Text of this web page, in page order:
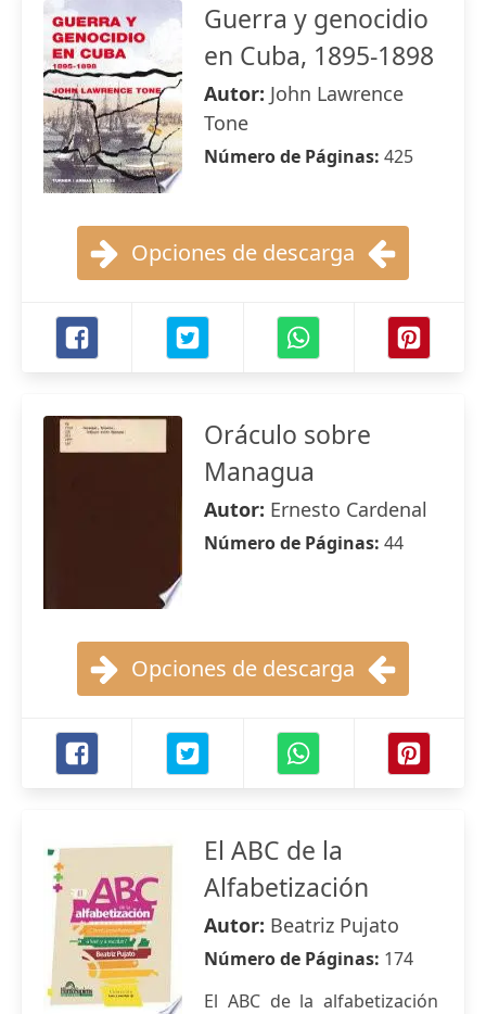
Guerra y genocidio
en Cuba, 1895-1898
Autor: John Lawrence
Tone
Número de Páginas: 425
Opciones de descarga
Oráculo sobre
Managua
Autor: Ernesto Cardenal
Número de Páginas: 44
Opciones de descarga
El ABC de la
Alfabetización
Autor: Beatriz Pujato
Número de Páginas: 174
El ABC de la alfabetización